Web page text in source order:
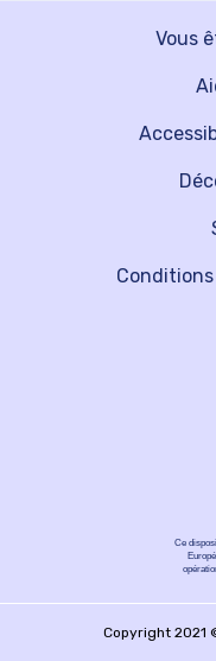
Vous
Ce
Copyright 2021